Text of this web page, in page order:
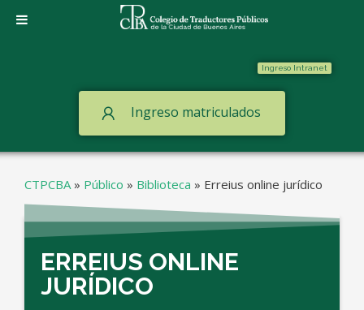
Ingreso Intranet
Ingreso matriculados
CTPCBA» Público » Biblioteca » Erreius online jurídico
ERREIUS ONLINE
JURÍDICO